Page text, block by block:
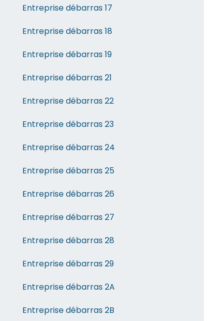
Entreprise débarras 17
Entreprise débarras 18
Entreprise débarras 19
Entreprise débarras 21
Entreprise débarras 22
Entreprise débarras 23
Entreprise débarras 24
Entreprise débarras 25
Entreprise débarras 26
Entreprise débarras 27
Entreprise débarras 28
Entreprise débarras 29
Entreprise débarras 2A
Entreprise débarras 2B